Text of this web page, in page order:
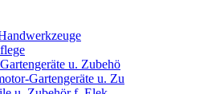
u. Zubehö
Gartengeräte u. Zu